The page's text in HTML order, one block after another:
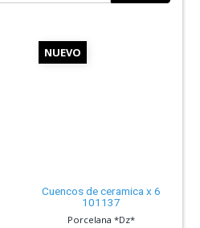
NUEVO
Cuencos de ceramica x 6
101137
Porcelana *Dz*